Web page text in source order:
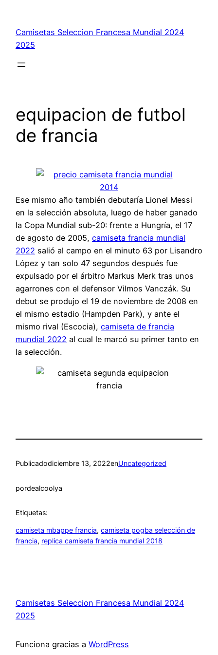
contenido
Camisetas Seleccion Francesa Mundial 2024
2025
equipacion de futbol
de francia
Ese mismo año también debutaría Lionel Messi
en la selección absoluta, luego de haber ganado
la Copa Mundial sub-20: frente a Hungría, el 17
de agosto de 2005, camiseta francia mundial
2022 salió al campo en el minuto 63 por Lisandro
López y tan solo 47 segundos después fue
expulsado por el árbitro Markus Merk tras unos
agarrones con el defensor Vilmos Vanczák. Su
debut se produjo el 19 de noviembre de 2008 en
el mismo estadio (Hampden Park), y ante el
mismo rival (Escocia), camiseta de francia
mundial 2022 al cual le marcó su primer tanto en
la selección.
Publicadodiciembre 13, 2022enUncategorized
pordealcoolya
Etiquetas:
camiseta mbappe francia, camiseta pogba selección de
francia, replica camiseta francia mundial 2018
Camisetas Seleccion Francesa Mundial 2024
2025
Funciona gracias a WordPress